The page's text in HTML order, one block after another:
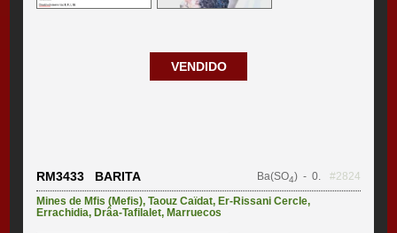
VENDIDO
RM3433 BARITA Ba(SO4)- 0.
#2824
Mines de Mfis (Mefis),Taouz Caïdat,Er-Rissani Cercle,
Errachidia,Drâa-Tafilalet,Marruecos